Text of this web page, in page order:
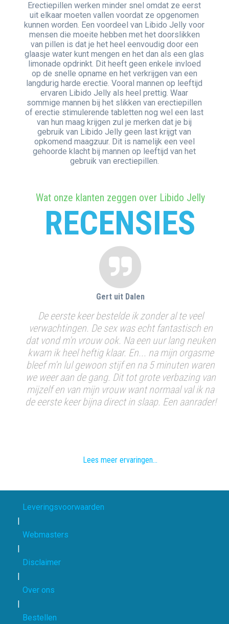
Erectiepillen werken minder snel omdat ze eerst
uit elkaar moeten vallen voordat ze opgenomen
kunnen worden. Een voordeel van Libido Jelly voor
mensen die moeite hebben met het doorslikken
van pillen is dat je het heel eenvoudig door een
glaasje water kunt mengen en het dan als een glas
limonade opdrinkt. Dit heeft geen enkele invloed
op de snelle opname en het verkrijgen van een
langdurig harde erectie. Vooral mannen op leeftijd
ervaren Libido Jelly als heel prettig. Waar
sommige mannen bij het slikken van erectiepillen
of erectie stimulerende tabletten nog wel een last
van hun maag krijgen zul je merken dat je bij
gebruik van Libido Jelly geen last krijgt van
opkomend maagzuur. Dit is namelijk een veel
gehoorde klacht bij mannen op leeftijd van het
gebruik van erectiepillen.
Wat onze klanten zeggen over Libido Jelly
RECENSIES
Gert uit Dalen
De eerste keer bestelde ik zonder al te veel
verwachtingen. De sex was echt fantastisch en
dat vond m'n vrouw ook. Na een uur lang neuken
kwam ik heel heftig klaar. En... na mijn orgasme
bleef m'n lul gewoon stijf en na 5 minuten waren
we weer aan de gang. Dit tot grote verbazing van
mijzelf en van mijn vrouw want normaal val ik na
de eerste keer bijna direct in slaap. Een aanrader!
Lees meer ervaringen...
Leveringsvoorwaarden
|
Webmasters
|
Disclaimer
|
Over ons
|
Bestellen